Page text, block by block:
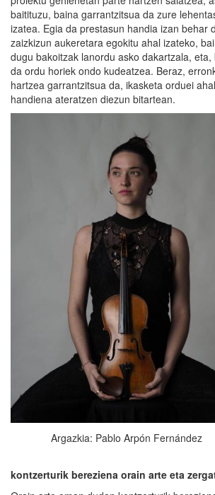
baitituzu, baina garrantzitsua da zure
izatea. Egia da prestasun handia izan behar
zaizkizun aukeretara egokitu ahal izateko,
dugu bakoitzak lanordu asko dakartzala,
da ordu horiek ondo kudeatzea. Beraz,
hartzea garrantzitsua da, ikasketa orduei
handiena ateratzen diezun bitartean.
Argazkia: Pablo Arpón Fernández
kontzerturik bereziena orain arte eta